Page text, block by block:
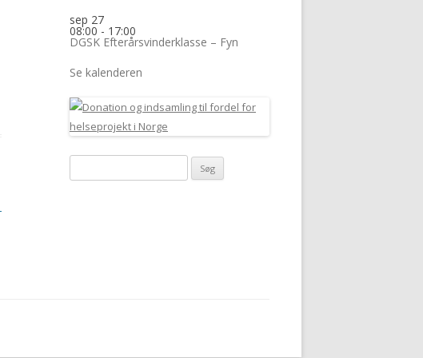
sep 27
08:00 - 17:00
DGSK Efterårsvinderklasse – Fyn
Se kalenderen
efter: